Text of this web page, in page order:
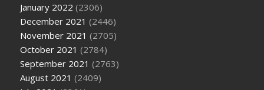
January 2022 (2306)
December 2021 (2446)
November 2021 (2705)
October 2021 (2784)
September 2021 (2763)
August 2021 (2409)